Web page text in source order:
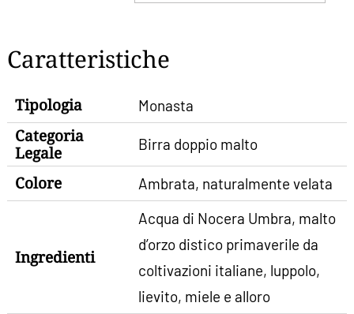
Artigianale
Ambrata
quantità
Caratteristiche
Tipologia Monasta
Categoria
Legale
Birra doppio malto
Colore Ambrata, naturalmente velata
Ingredienti
Acqua di Nocera Umbra, malto
d’orzo distico primaverile da
coltivazioni italiane, luppolo,
lievito, miele e alloro